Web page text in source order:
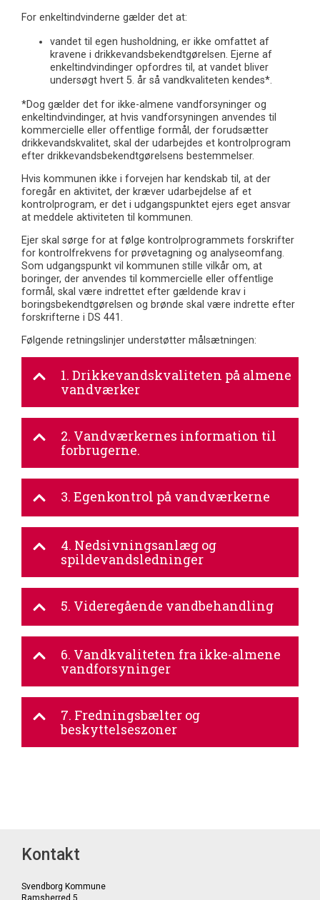
For enkeltindvinderne gælder det at:
vandet til egen husholdning, er ikke omfattet af
kravene i drikkevandsbekendtgørelsen. Ejerne af
enkeltindvindinger opfordres til, at vandet bliver
undersøgt hvert 5. år så vandkvaliteten kendes*.
*Dog gælder det for ikke-almene vandforsyninger og
enkeltindvindinger, at hvis vandforsyningen anvendes til
kommercielle eller offentlige formål, der forudsætter
drikkevandskvalitet, skal der udarbejdes et kontrolprogram
efter drikkevandsbekendtgørelsens bestemmelser.
Hvis kommunen ikke i forvejen har kendskab til, at der
foregår en aktivitet, der kræver udarbejdelse af et
kontrolprogram, er det i udgangspunktet ejers eget ansvar
at meddele aktiviteten til kommunen.
Ejer skal sørge for at følge kontrolprogrammets forskrifter
for kontrolfrekvens for prøvetagning og analyseomfang.
Som udgangspunkt vil kommunen stille vilkår om, at
boringer, der anvendes til kommercielle eller offentlige
formål, skal være indrettet efter gældende krav i
boringsbekendtgørelsen og brønde skal være indrette efter
forskrifterne i DS 441.
Følgende retningslinjer understøtter målsætningen:
1. Drikkevandskvaliteten på almene
vandværker
2. Vandværkernes information til
forbrugerne.
3. Egenkontrol på vandværkerne
4. Nedsivningsanlæg og
spildevandsledninger
5. Videregående vandbehandling
6. Vandkvaliteten fra ikke-almene
vandforsyninger
7. Fredningsbælter og
beskyttelseszoner
Kontakt
Svendborg Kommune
Ramsherred 5